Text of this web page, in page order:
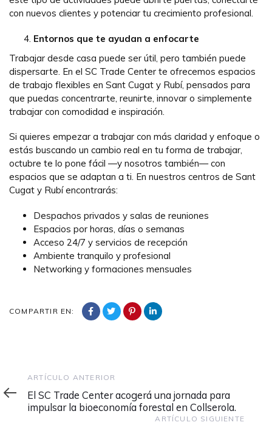
con nuevos clientes y potenciar tu crecimiento profesional.
Entornos que te ayudan a enfocarte
Trabajar desde casa puede ser útil, pero también puede
dispersarte. En el SC Trade Center te ofrecemos espacios
de trabajo flexibles en Sant Cugat y Rubí, pensados para
que puedas concentrarte, reunirte, innovar o simplemente
trabajar con comodidad e inspiración.
Si quieres empezar a trabajar con más claridad y enfoque o
estás buscando un cambio real en tu forma de trabajar,
octubre te lo pone fácil —y nosotros también— con
espacios que se adaptan a ti. En nuestros centros de Sant
Cugat y Rubí encontrarás:
Despachos privados y salas de reuniones
Espacios por horas, días o semanas
Acceso 24/7 y servicios de recepción
Ambiente tranquilo y profesional
Networking y formaciones mensuales
COMPARTIR EN:
Artículo
anterior
ARTÍCULO ANTERIOR
El SC Trade Center acogerá una jornada para
impulsar la bioeconomía forestal en Collserola.
ARTÍCULO SIGUIENTE